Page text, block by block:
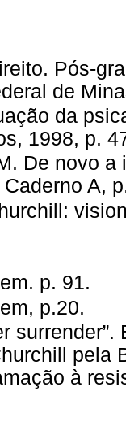
Pós-
de
da
1998, p.
De novo
A,
p. 91.
p.20.
pela
à